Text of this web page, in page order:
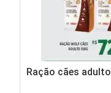
Ração cães adulto